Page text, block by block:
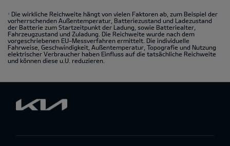
1
Die wirkliche Reichweite hängt von vielen Faktoren ab, zum Beispiel der
vorherrschenden Außentemperatur, Batteriezustand und Ladezustand
der Batterie zum Startzeitpunkt der Ladung, sowie Batteriealter,
Fahrzeugzustand und Zuladung. Die Reichweite wurde nach dem
vorgeschriebenen EU-Messverfahren ermittelt. Die individuelle
Fahrweise, Geschwindigkeit, Außentemperatur, Topografie und Nutzung
elektrischer Verbraucher haben Einfluss auf die tatsächliche Reichweite
und können diese u.U. reduzieren.